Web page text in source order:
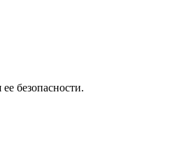
безопасности.